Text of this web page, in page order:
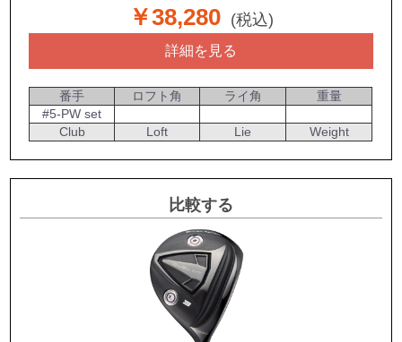
￥38,280 (税込)
詳細を見る
番手 ロフト角 ライ角
重量
#5-PW set
Club
Loft Lie Weight
比較する